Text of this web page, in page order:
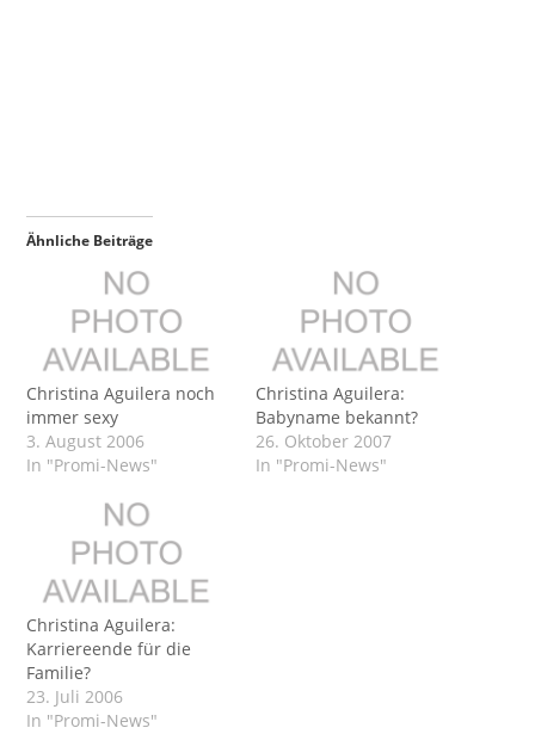
Ähnliche Beiträge
Christina Aguilera noch
immer sexy
3. August 2006
In "Promi-News"
Christina Aguilera:
Babyname bekannt?
26. Oktober 2007
In "Promi-News"
Christina Aguilera:
Karriereende für die
Familie?
23. Juli 2006
In "Promi-News"